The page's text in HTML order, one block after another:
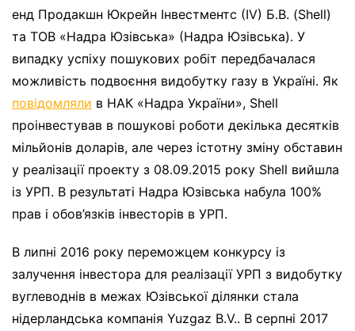
енд Продакшн Юкрейн Інвестментс (ІV) Б.В. (Shell)
та ТОВ «Надра Юзівська» (Надра Юзівська). У
випадку успіху пошукових робіт передбачалася
можливість подвоєння видобутку газу в Україні. Як
повідомляли в НАК «Надра України», Shell
проінвестував в пошукові роботи декілька десятків
мільйонів доларів, але через істотну зміну обставин
у реалізації проекту з 08.09.2015 року Shell вийшла
із УРП. В результаті Надра Юзівська набула 100%
прав і обов’язків інвесторів в УРП.
В липні 2016 року переможцем конкурсу із
залучення інвестора для реалізації УРП з видобутку
вуглеводнів в межах Юзівської ділянки стала
нідерландська компанія Yuzgaz B.V.. В серпні 2017